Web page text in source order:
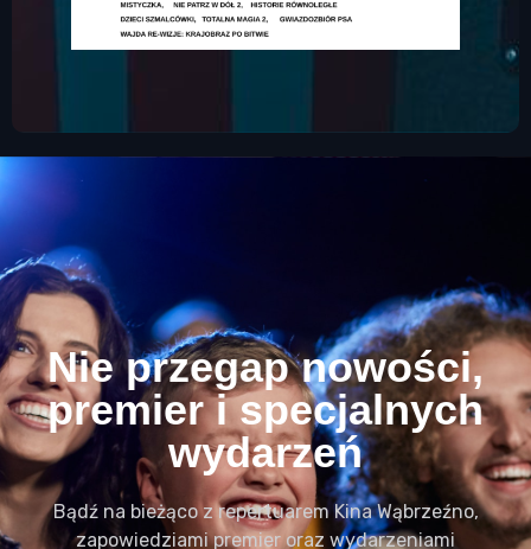
Nie przegap nowości,
premier i specjalnych
wydarzeń
Bądź na bieżąco z repertuarem Kina Wąbrzeźno,
zapowiedziami premier oraz wydarzeniami